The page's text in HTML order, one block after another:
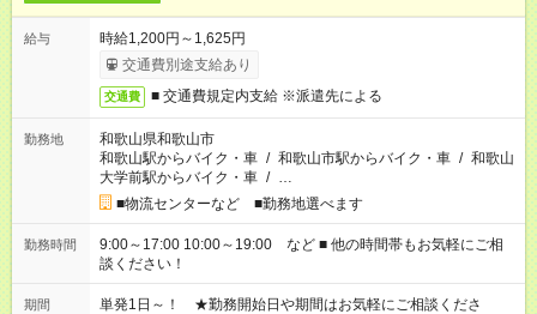
給与
時給1,200円～1,625円
交通費別途支給あり
交通費 ■ 交通費規定内支給 ※派遣先による
勤務地
和歌山県和歌山市
和歌山駅からバイク・車 / 和歌山市駅からバイク・車 / 和歌山
大学前駅からバイク・車 / …
■物流センターなど ■勤務地選べます
勤務時間
9:00～17:00 10:00～19:00 など ■ 他の時間帯もお気軽にご相
談ください！
期間
単発1日～！ ★勤務開始日や期間はお気軽にご相談くださ